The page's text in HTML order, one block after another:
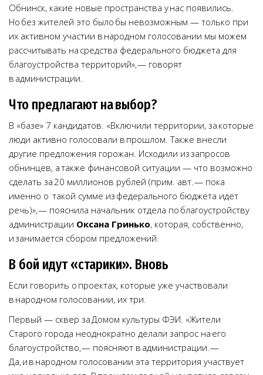
Обнинск, какие новые пространства у нас появились.
Но без жителей это было бы невозможным — только при
их активном участии в народном голосовании мы можем
рассчитывать на средства федерального бюджета для
благоустройства территорий», — говорят
в администрации.
Что предлагают на выбор?
В «базе» 7 кандидатов. «Включили территории, за которые
люди активно голосовали в прошлом. Также внесли
другие предложения горожан. Исходили из запросов
обнинцев, а также финансовой ситуации — что возможно
сделать за 20 миллионов рублей (прим. авт. — пока
именно о такой сумме из федерального бюджета идет
речь)», — пояснила начальник отдела по благоустройству
администрации Оксана Гринько, которая, собственно,
и занимается сбором предложений.
В бой идут «старики». Вновь
Если говорить о проектах, которые уже участвовали
в народном голосовании, их три.
Первый — сквер за Домом культуры ФЭИ. «Жители
Старого города неоднократно делали запрос на его
благоустройство, — поясняют в администрации. —
Да, и в народном голосовании эта территория участвует